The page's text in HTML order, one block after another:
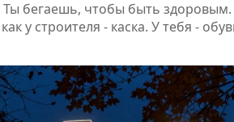
бегаешь, чтобы быть здоровым.
у строителя - каска. У тебя -